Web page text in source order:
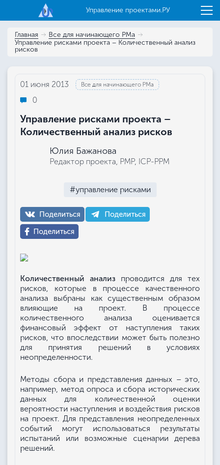
Управление проектами.РУ
Главная
Все для начинающего РМа
Управление рисками проекта – Количественный анализ
рисков
01 июня 2013 Все для начинающего РМа
0
Управление рисками проекта –
Количественный анализ рисков
Юлия Бажанова
Редактор проекта, РМР, ICP-PPM
#управление рисками
Поделиться
Поделиться
Поделиться
Количественный анализ проводится для тех
рисков, которые в процессе качественного
анализа выбраны как существенным образом
влияющие на проект. В процессе
количественного анализа оценивается
финансовый эффект от наступления таких
рисков, что впоследствии может быть полезно
для принятия решений в условиях
неопределенности.
Методы сбора и представления данных – это,
например, метод опроса и сбора исторических
данных для количественной оценки
вероятности наступления и воздействия рисков
на проект. Для представления неопределенных
событий могут использоваться результаты
испытаний или возможные сценарии дерева
решений.